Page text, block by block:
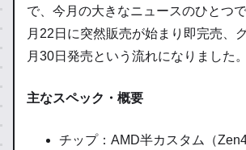
で、今月の大きなニュースのひとつ
月22日に突然販売が始まり即完売、
月30日発売という流れになりました。
主なスペック・概要
チップ：AMD半カスタム（